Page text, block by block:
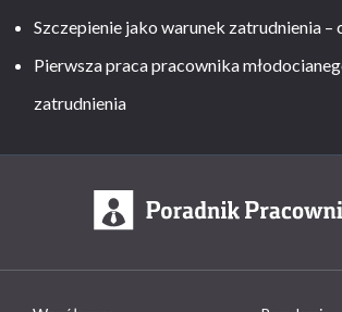
Szczepienie jako warunek zatrudnienia –
Pierwsza praca pracownika
zatrudnienia